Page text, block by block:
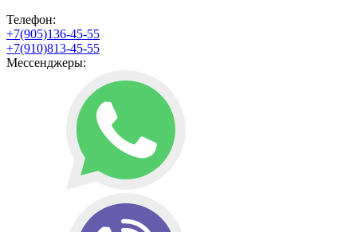
Телефон:
+7(905)136-45-55
+7(910)813-45-55
Мессенджеры: